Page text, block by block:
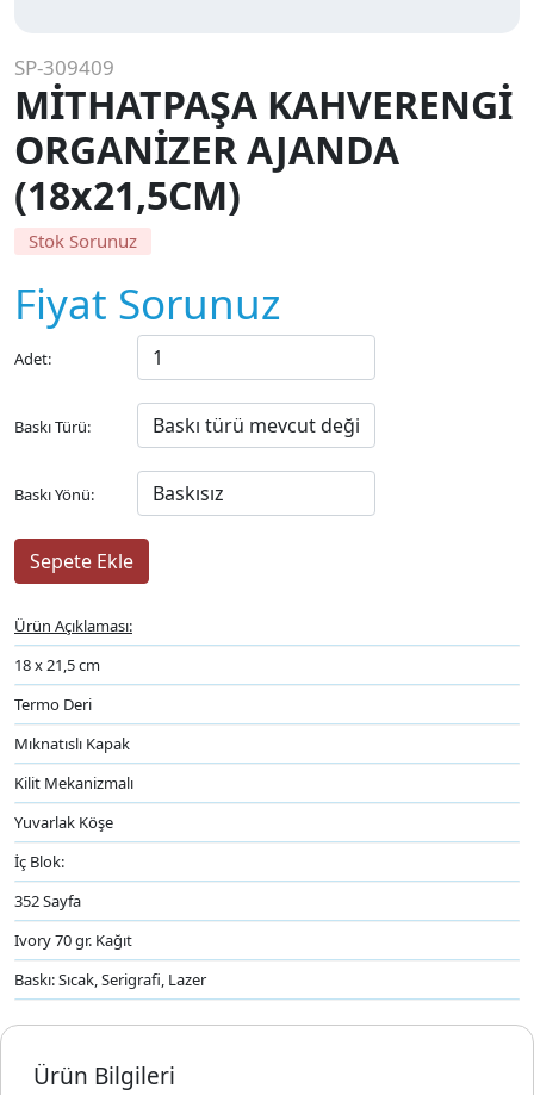
SP-309409
MİTHATPAŞA KAHVERENGİ
ORGANİZER AJANDA
(18x21,5CM)
Stok Sorunuz
Fiyat Sorunuz
Adet:
Baskı Türü:
Baskı Yönü:
Ürün Açıklaması:
18 x 21,5 cm
Termo Deri
Mıknatıslı Kapak
Kilit Mekanizmalı
Yuvarlak Köşe
İç Blok:
352 Sayfa
Ivory 70 gr. Kağıt
Baskı: Sıcak, Serigrafi, Lazer
Ürün Bilgileri